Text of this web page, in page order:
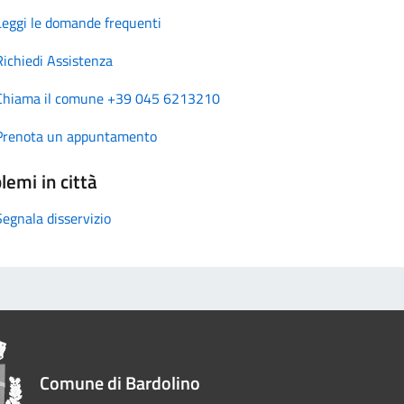
le domande frequenti
Assistenza
il comune +39 045 6213210
un appuntamento
in città
disservizio
Comune di Bardolino